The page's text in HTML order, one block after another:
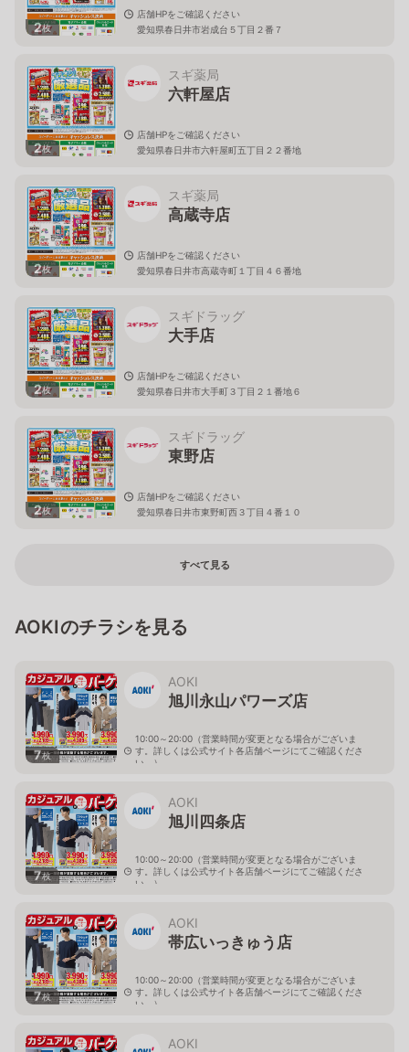
2枚
店舗HPをご確認ください
愛知県春日井市岩成台５丁目２番７
2枚
スギ薬局
六軒屋店
店舗HPをご確認ください
愛知県春日井市六軒屋町五丁目２２番地
2枚
スギ薬局
高蔵寺店
店舗HPをご確認ください
愛知県春日井市高蔵寺町１丁目４６番地
2枚
スギドラッグ
大手店
店舗HPをご確認ください
愛知県春日井市大手町３丁目２１番地６
2枚
スギドラッグ
東野店
店舗HPをご確認ください
愛知県春日井市東野町西３丁目４番１０
すべて見る
AOKIのチラシを見る
7枚
AOKI
旭川永山パワーズ店
10:00～20:00（営業時間が変更となる場合がございま
す。詳しくは公式サイト各店舗ページにてご確認くださ
い。）
7枚
AOKI
旭川四条店
10:00～20:00（営業時間が変更となる場合がございま
す。詳しくは公式サイト各店舗ページにてご確認くださ
い。）
7枚
AOKI
帯広いっきゅう店
10:00～20:00（営業時間が変更となる場合がございま
す。詳しくは公式サイト各店舗ページにてご確認くださ
い。）
AOKI